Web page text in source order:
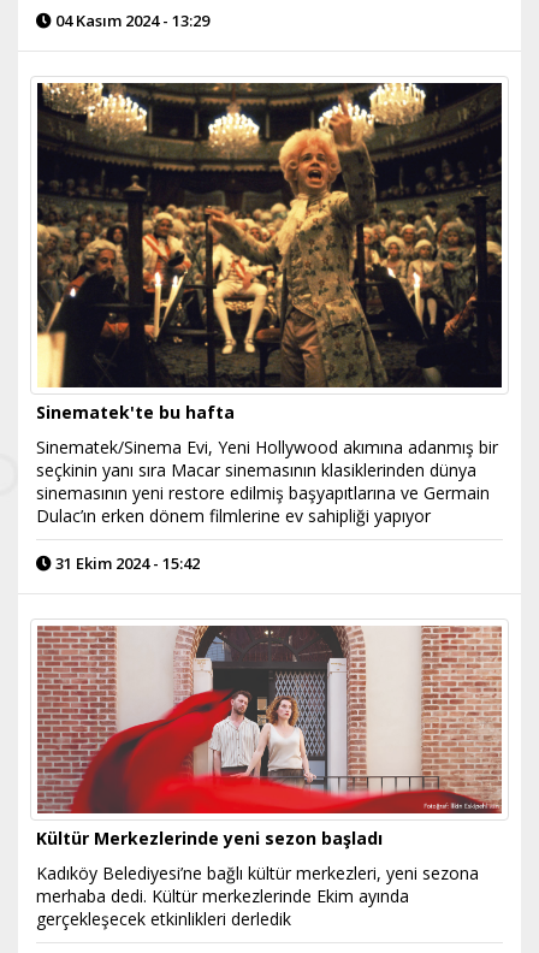
04 Kasım 2024 - 13:29
Sinematek'te bu hafta
Sinematek/Sinema Evi, Yeni Hollywood akımına adanmış bir
seçkinin yanı sıra Macar sinemasının klasiklerinden dünya
sinemasının yeni restore edilmiş başyapıtlarına ve Germain
Dulac’ın erken dönem filmlerine ev sahipliği yapıyor
31 Ekim 2024 - 15:42
Kültür Merkezlerinde yeni sezon başladı
Kadıköy Belediyesi’ne bağlı kültür merkezleri, yeni sezona
merhaba dedi. Kültür merkezlerinde Ekim ayında
gerçekleşecek etkinlikleri derledik